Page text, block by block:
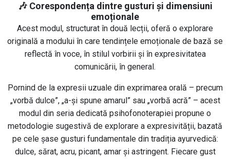
🎶 Corespondența dintre gusturi și dimensiuni
emoționale
Acest modul, structurat în două lecții, oferă o explorare
originală a modului în care tendințele emoționale de bază se
reflectă în voce, în stilul vorbirii și în expresivitatea
comunicării, în general.
Pornind de la expresii uzuale din exprimarea orală – precum
„vorbă dulce”, „a-și spune amarul” sau „vorbă acră” – acest
modul din seria dedicată psihofonoterapiei propune o
metodologie sugestivă de explorare a expresivității, bazată
pe cele șase gusturi fundamentale din tradiția ayurvedică:
dulce, sărat, acru, picant, amar și astringent. Fiecare gust